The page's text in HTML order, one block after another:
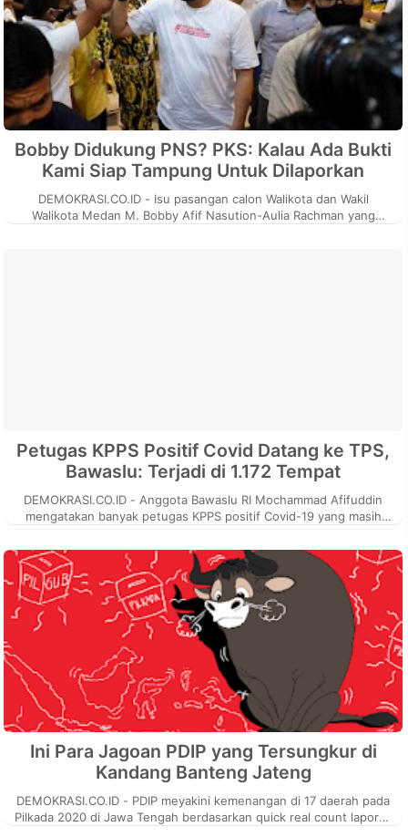
Bobby Didukung PNS? PKS: Kalau Ada Bukti
Kami Siap Tampung Untuk Dilaporkan
DEMOKRASI.CO.ID - Isu pasangan calon Walikota dan Wakil
Walikota Medan M. Bobby Afif Nasution-Aulia Rachman yang
Petugas KPPS Positif Covid Datang ke TPS,
Bawaslu: Terjadi di 1.172 Tempat
DEMOKRASI.CO.ID - Anggota Bawaslu RI Mochammad Afifuddin
mengatakan banyak petugas KPPS positif Covid-19 yang masih
Ini Para Jagoan PDIP yang Tersungkur di
Kandang Banteng Jateng
DEMOKRASI.CO.ID - PDIP meyakini kemenangan di 17 daerah pada
Pilkada 2020 di Jawa Tengah berdasarkan quick real count laporan